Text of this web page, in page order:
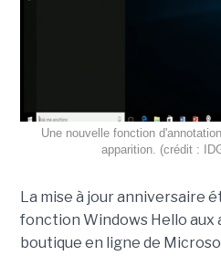
Une nouvelle fonction
apparition. (crédit :
La mise à jour anniversaire
fonction Windows Hello aux
boutique en ligne de